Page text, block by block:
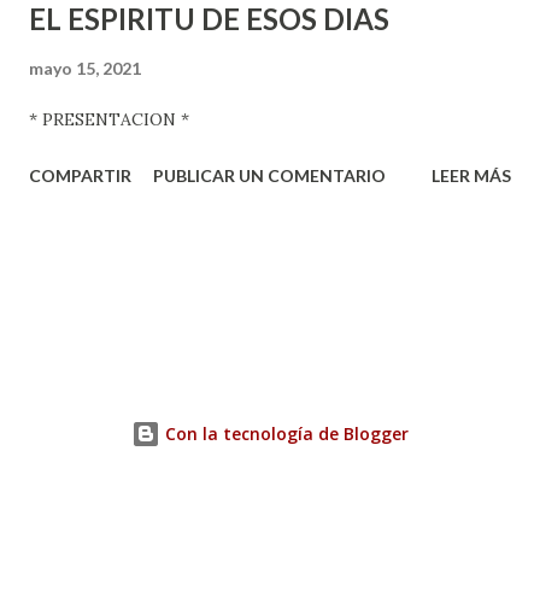
EL ESPIRITU DE ESOS DIAS
mayo 15, 2021
* PRESENTACION *
COMPARTIR PUBLICAR UN COMENTARIO LEER MÁS
Con la tecnología de Blogger